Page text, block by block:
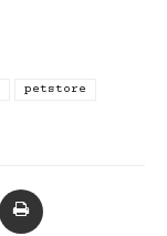
petstore